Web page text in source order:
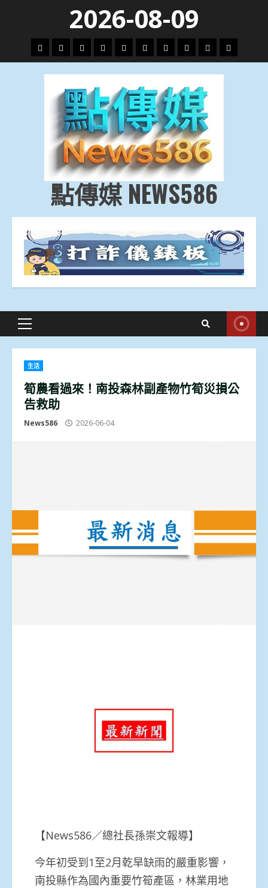
content
2026-08-09
頭
條
財
經
地
方.
會
文
教.
技
專
題
娛
樂
劇
政
治
國
際
運
動
生
活
點傳媒 NEWS586
Primary
生活
筍農看過來！南投森林副產物竹筍災損公
告救助
News586 2026-06-04
【News586／總社長孫崇文報導】
今年初受到1至2月乾旱缺雨的嚴重影響，
南投縣作為國內重要竹筍產區，林業用地